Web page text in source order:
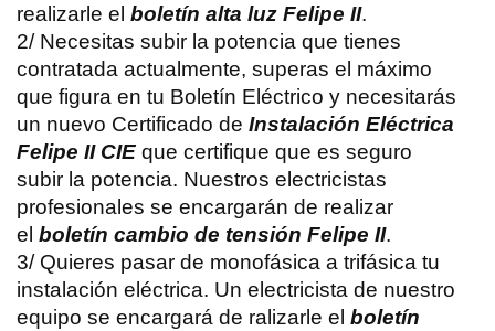
realizarle el boletín alta luz Felipe II.
2/ Necesitas subir la potencia que tienes
contratada actualmente, superas el máximo
que figura en tu Boletín Eléctrico y necesitarás
un nuevo Certificado de Instalación Eléctrica
Felipe II CIE que certifique que es seguro
subir la potencia. Nuestros electricistas
profesionales se encargarán de realizar
el boletín cambio de tensión Felipe II.
3/ Quieres pasar de monofásica a trifásica tu
instalación eléctrica. Un electricista de nuestro
equipo se encargará de ralizarle el boletín